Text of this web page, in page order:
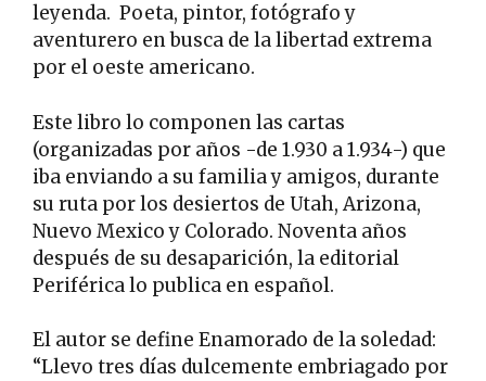
leyenda. Poeta, pintor, fotógrafo y
aventurero en busca de la libertad extrema
por el oeste americano.
Este libro lo componen las cartas
(organizadas por años -de 1.930 a 1.934-) que
iba enviando a su familia y amigos, durante
su ruta por los desiertos de Utah, Arizona,
Nuevo Mexico y Colorado. Noventa años
después de su desaparición, la editorial
Periférica lo publica en español.
El autor se define Enamorado de la soledad:
“Llevo tres días dulcemente embriagado por